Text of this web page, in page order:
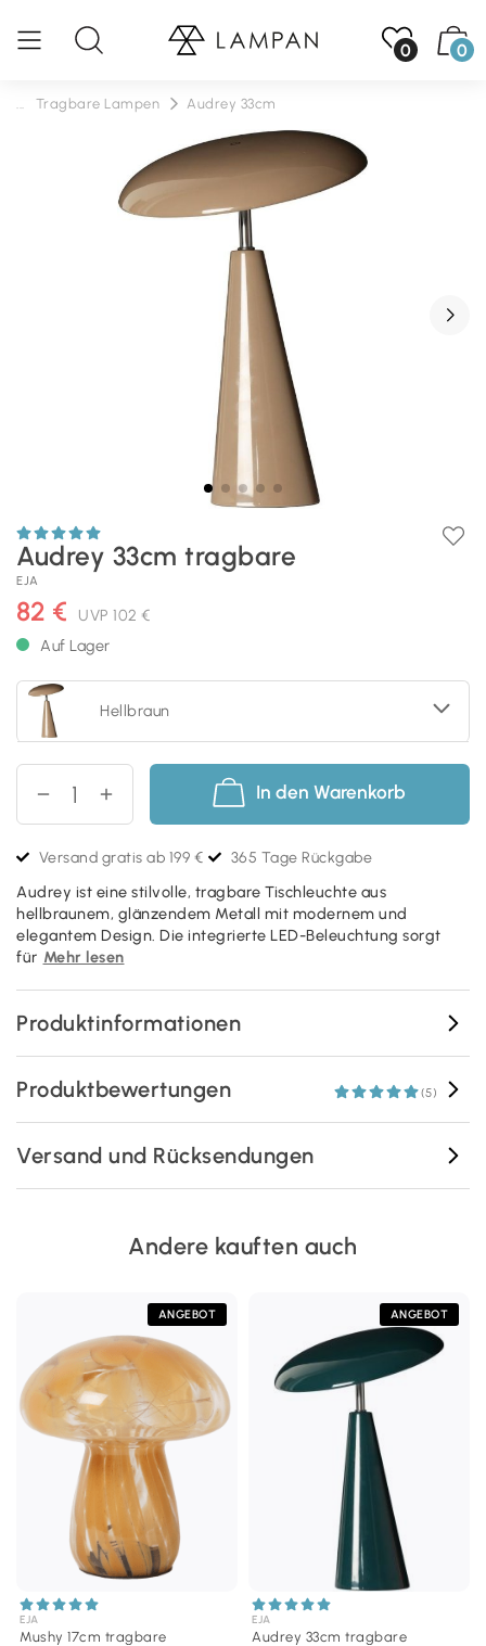
0 0
Tragbare Lampen Audrey 33cm
Audrey 33cm tragbare
EJA
82 € UVP 102 €
Auf Lager
Hellbraun
In den Warenkorb
Versand gratis ab 199 € 365 Tage Rückgabe
Audrey ist eine stilvolle, tragbare Tischleuchte aus
hellbraunem, glänzendem Metall mit modernem und
elegantem Design. Die integrierte LED-Beleuchtung sorgt
für Mehr lesen
Produktinformationen
Produktbewertungen (5)
Versand und Rücksendungen
Andere kauften auch
ANGEBOT
EJA
Mushy 17cm tragbare
ANGEBOT
EJA
Audrey 33cm tragbare